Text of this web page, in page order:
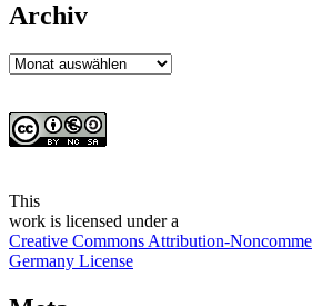
Archiv
Archiv
This
work is licensed under a
Creative Commons Attribution-
Germany License